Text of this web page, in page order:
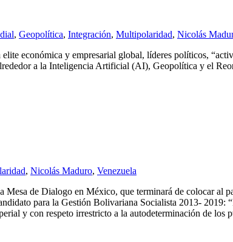
, Geopolítica, Integración, Multipolaridad, Nicolás
económica y empresarial global, líderes políticos,
a la Inteligencia Artificial (AI), Geopolítica y el
, Nicolás Maduro, Venezuela
Mesa de Dialogo en México, que terminará de colocar al
para la Gestión Bolivariana Socialista 2013-
y con respeto irrestricto a la autodeterminación de los